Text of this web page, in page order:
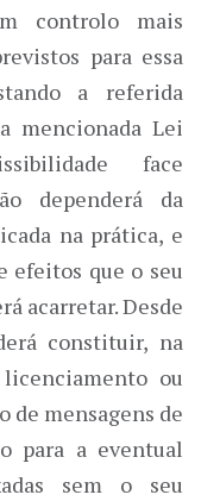
controlo mais
para essa
a referida
mencionada Lei
face
dependerá da
na prática, e
efeitos que o seu
acarretar. Desde
constituir, na
ou
de mensagens de
para a eventual
sem o seu